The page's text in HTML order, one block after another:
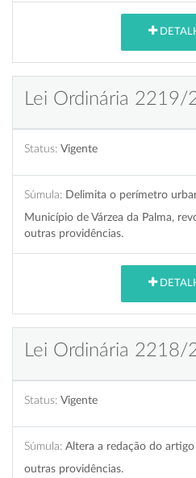
Lei Ordinária 2219/
Status: Vigente
Súmula: Delimita o perímetro
Município de Várzea da Palma,
outras providências.
Lei Ordinária 2218/
Status: Vigente
Súmula: Altera a redação do
outras providências.